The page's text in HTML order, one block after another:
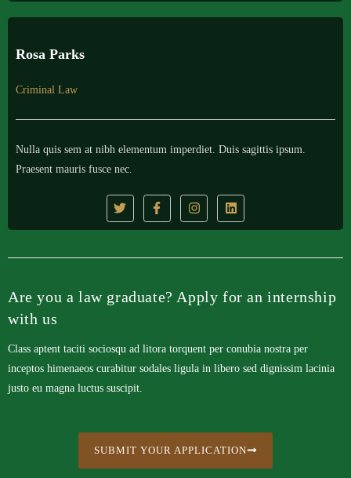
Rosa Parks
Criminal Law
Nulla quis sem at nibh elementum imperdiet. Duis sagittis ipsum.
Praesent mauris fusce nec.
Are you a law graduate? Apply for an internship
with us
Class aptent taciti sociosqu ad litora torquent per conubia nostra per
inceptos himenaeos curabitur sodales ligula in libero sed dignissim lacinia
justo eu magna luctus suscipit.
SUBMIT YOUR APPLICATION